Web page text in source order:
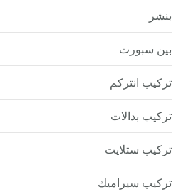
بنشر
بين سبورت
تركيب انتركم
تركيب بدالات
تركيب ستلايت
تركيب سيراميك